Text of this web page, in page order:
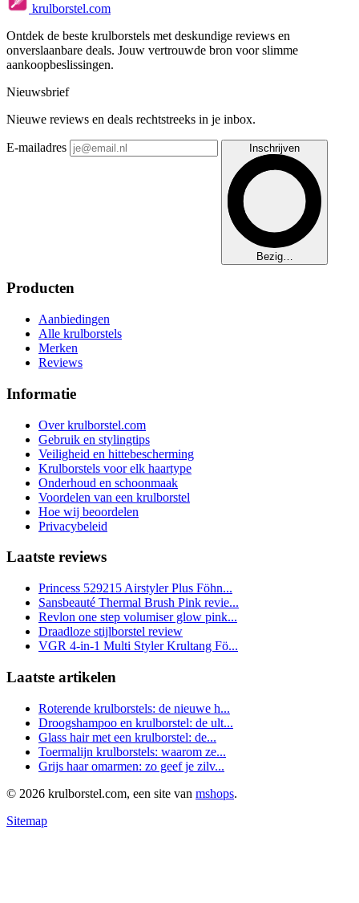
krulborstel.com
Ontdek de beste krulborstels met deskundige reviews en
onverslaanbare deals. Jouw vertrouwde bron voor slimme
aankoopbeslissingen.
Nieuwsbrief
Nieuwe reviews en deals rechtstreeks in je inbox.
E-mailadres Inschrijven
Bezig…
Producten
Aanbiedingen
Alle krulborstels
Merken
Reviews
Informatie
Over krulborstel.com
Gebruik en stylingtips
Veiligheid en hittebescherming
Krulborstels voor elk haartype
Onderhoud en schoonmaak
Voordelen van een krulborstel
Hoe wij beoordelen
Privacybeleid
Laatste reviews
Princess 529215 Airstyler Plus Föhn...
Sansbeauté Thermal Brush Pink revie...
Revlon one step volumiser glow pink...
Draadloze stijlborstel review
VGR 4-in-1 Multi Styler Krultang Fö...
Laatste artikelen
Roterende krulborstels: de nieuwe h...
Droogshampoo en krulborstel: de ult...
Glass hair met een krulborstel: de...
Toermalijn krulborstels: waarom ze...
Grijs haar omarmen: zo geef je zilv...
© 2026 krulborstel.com, een site van mshops.
Sitemap